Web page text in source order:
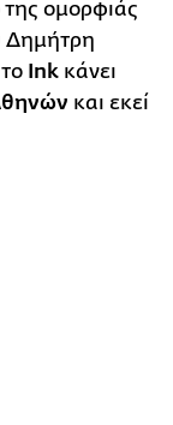
ομορφιάς
Δημήτρη
Ink κάνει
και εκεί